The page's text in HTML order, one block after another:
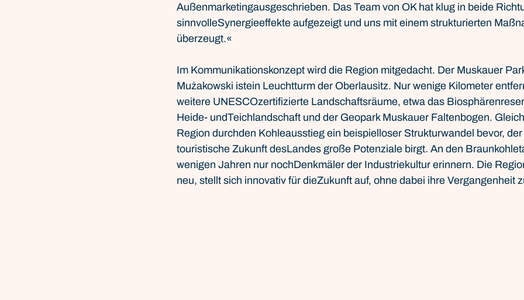
Außenmarketingausgeschrieben. Das Team von OK hat klug in beide
sinnvolleSynergieeffekte aufgezeigt und uns mit einem strukturierten
überzeugt.«
Im Kommunikationskonzept wird die Region mitgedacht. Der Muskauer
Mużakowski istein Leuchtturm der Oberlausitz. Nur wenige Kilometer
weitere UNESCOzertifizierte Landschaftsräume, etwa das
Heide- undTeichlandschaft und der Geopark Muskauer Faltenbogen.
Region durchden Kohleausstieg ein beispielloser Strukturwandel bevor,
touristische Zukunft desLandes große Potenziale birgt. An den
wenigen Jahren nur nochDenkmäler der Industriekultur erinnern. Die
neu, stellt sich innovativ für dieZukunft auf, ohne dabei ihre Vergangenheit